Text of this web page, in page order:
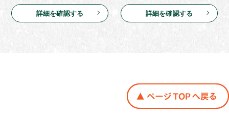
詳細を確認する 詳細を確認する